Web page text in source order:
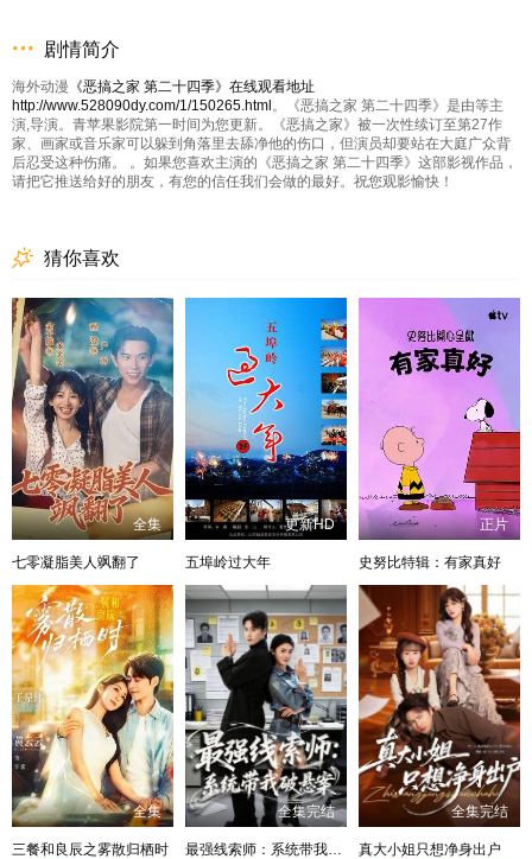
剧情简介
海外动漫 《恶搞之家 第二十四季》在线观看地址
http://www.528090dy.com/1/150265.html 。《恶搞之家 第二十四季》是由等主
演,导演。青苹果影院第一时间为您更新。《恶搞之家》被一次性续订至第27作
家、画家或音乐家可以躲到角落里去舔净他的伤口，但演员却要站在大庭广众背
后忍受这种伤痛。 。如果您喜欢主演的《恶搞之家 第二十四季》这部影视作品，
请把它推送给好的朋友，有您的信任我们会做的最好。祝您观影愉快！
猜你喜欢
全集
七零凝脂美人飒翻了
更新HD
五埠岭过大年
正片
史努比特辑：有家真好
全集
三餐和良辰之雾散归栖时
全集完结
最强线索师：系统带我破悬案
全集完结
真大小姐只想净身出户